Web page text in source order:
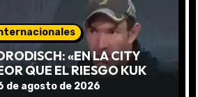
«EN LA CITY
QUE EL RIESGO KUKA,
BREGMAN»
de agosto de 2026